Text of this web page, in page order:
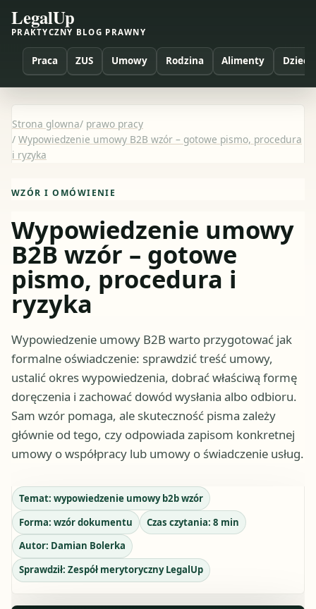
LegalUp
PRAKTYCZNY BLOG PRAWNY
Praca ZUS Umowy Rodzina Alimenty Dzieci
Strona glowna/ prawo pracy
/ Wypowiedzenie umowy B2B wzór – gotowe pismo, procedura
i ryzyka
WZÓR I OMÓWIENIE
Wypowiedzenie umowy
B2B wzór – gotowe
pismo, procedura i
ryzyka
Wypowiedzenie umowy B2B warto przygotować jak
formalne oświadczenie: sprawdzić treść umowy,
ustalić okres wypowiedzenia, dobrać właściwą formę
doręczenia i zachować dowód wysłania albo odbioru.
Sam wzór pomaga, ale skuteczność pisma zależy
głównie od tego, czy odpowiada zapisom konkretnej
umowy o współpracy lub umowy o świadczenie usług.
Temat: wypowiedzenie umowy b2b wzór
Forma: wzór dokumentu Czas czytania: 8 min
Autor: Damian Bolerka
Sprawdził: Zespół merytoryczny LegalUp